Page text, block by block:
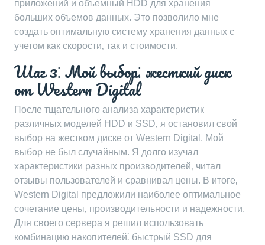
приложений и объемный HDD для хранения
больших объемов данных. Это позволило мне
создать оптимальную систему хранения данных с
учетом как скорости‚ так и стоимости.
Шаг 3⁚ Мой выбор⁚ жесткий диск
от Western Digital
После тщательного анализа характеристик
различных моделей HDD и SSD‚ я остановил свой
выбор на жестком диске от Western Digital. Мой
выбор не был случайным. Я долго изучал
характеристики разных производителей‚ читал
отзывы пользователей и сравнивал цены. В итоге‚
Western Digital предложили наиболее оптимальное
сочетание цены‚ производительности и надежности.
Для своего сервера я решил использовать
комбинацию накопителей⁚ быстрый SSD для